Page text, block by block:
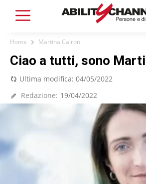
Home Martina Caironi
Ciao a tutti, sono
Ultima modifica: 04/05/2022
Redazione: 19/04/2022